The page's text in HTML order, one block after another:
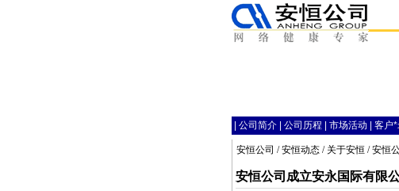
公司简介 公司历程 市场活动 客户*
安恒公司 /安恒动态 / 关于安恒 / 安恒
安恒公司成立安永国际有限